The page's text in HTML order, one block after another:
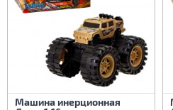
Машина инерционная